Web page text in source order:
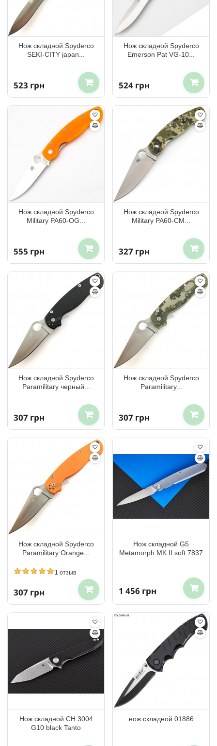
Нож складной Spyderco
SEKI-CITY japan...
523 грн
Нож складной Spyderco
Emerson Pat VG-10...
524 грн
Нож складной Spyderco
Military PA60-OG...
555 грн
Нож складной Spyderco
Military PA60-CM...
327 грн
Нож складной Spyderco
Paramilitary черный...
307 грн
Нож складной Spyderco
Paramilitary...
307 грн
Нож складной Spyderco
Paramilitary Orange...
1 отзыв
307 грн
Нож складной G5
Metamorph MK II soft 7837
1 456 грн
Нож складной CH 3004
G10 black Tanto
нож складной 01886